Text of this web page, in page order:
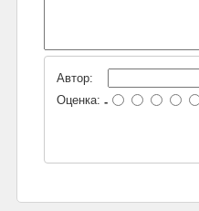
Автор:
Оценка: -